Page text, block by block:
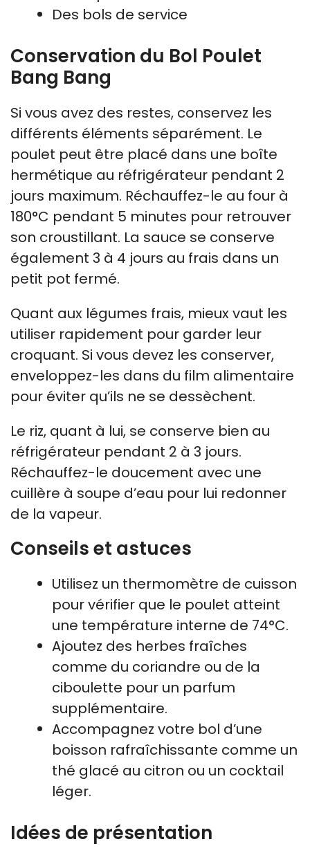
Des bols de service
Conservation du Bol Poulet
Bang Bang
Si vous avez des restes, conservez les
différents éléments séparément. Le
poulet peut être placé dans une boîte
hermétique au réfrigérateur pendant 2
jours maximum. Réchauffez-le au four à
180°C pendant 5 minutes pour retrouver
son croustillant. La sauce se conserve
également 3 à 4 jours au frais dans un
petit pot fermé.
Quant aux légumes frais, mieux vaut les
utiliser rapidement pour garder leur
croquant. Si vous devez les conserver,
enveloppez-les dans du film alimentaire
pour éviter qu’ils ne se dessèchent.
Le riz, quant à lui, se conserve bien au
réfrigérateur pendant 2 à 3 jours.
Réchauffez-le doucement avec une
cuillère à soupe d’eau pour lui redonner
de la vapeur.
Conseils et astuces
Utilisez un thermomètre de cuisson
pour vérifier que le poulet atteint
une température interne de 74°C.
Ajoutez des herbes fraîches
comme du coriandre ou de la
ciboulette pour un parfum
supplémentaire.
Accompagnez votre bol d’une
boisson rafraîchissante comme un
thé glacé au citron ou un cocktail
léger.
Idées de présentation